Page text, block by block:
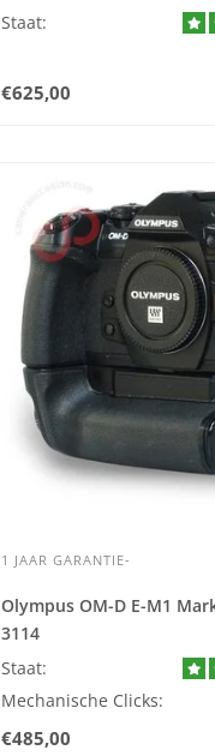
Staat:
€625,00
1 JAAR GARANTIE-
Olympus OM-D E-M1
3114
Staat:
Mechanische Clicks:
€485,00